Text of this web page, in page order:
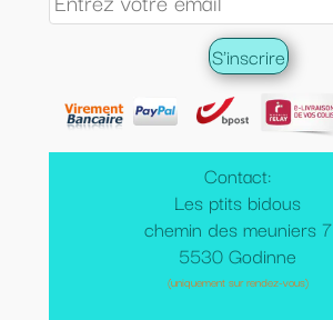
Contact:
Les ptits bidous
chemin des meuniers 7
5530 Godinne
(uniquement sur rendez-vous)